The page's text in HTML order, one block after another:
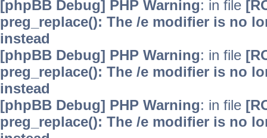
[phpBB Debug] PHP Warning: in file
preg_replace(): The /e modifier is no
instead
[phpBB Debug] PHP Warning: in file
preg_replace(): The /e modifier is no
instead
[phpBB Debug] PHP Warning: in file
preg_replace(): The /e modifier is no